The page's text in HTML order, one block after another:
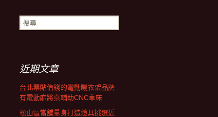
覽搜
尋
近期文章
台北票貼借錢的電動曬衣架品牌
有電動麻將桌輔助CNC車床
松山區當舖量身打造燈具挑選近